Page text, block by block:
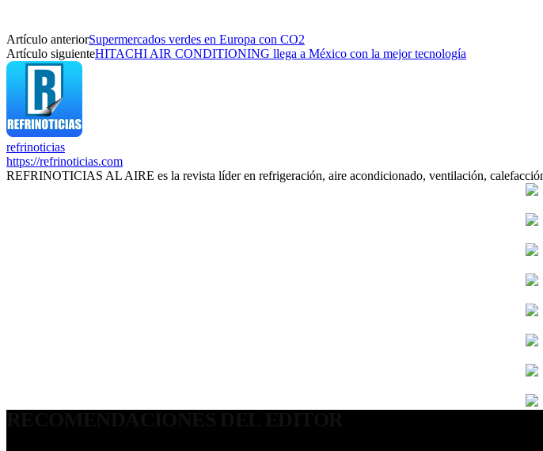
Artículo anteriorSupermercados verdes en Europa con CO2
Artículo siguienteHITACHI AIR CONDITIONING llega a México con la mejor tecnología
refrinoticias
https://refrinoticias.com
REFRINOTICIAS AL AIRE es la revista líder en refrigeración, aire acondicionado, ventilación,